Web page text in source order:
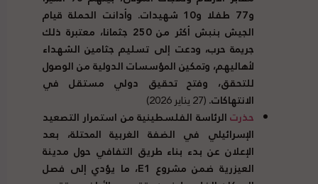
و77 طفلا و10 شهيدات. وأدانت الحملة قيام
الجيش بنبش أكثر من 250 جثمانا، معتبرة ذلك
جريمة حرب، ودعت إلى تسليم جثامين الشهداء
لأهاليهم، وتمكين المؤسسات الدولية من الوصول
للتحقق، وفتح تحقيق دولي مستقل في
الانتهاكات.(27 يناير 2026)
حذرتالرئاسة الفلسطينية من استمرار التصعيد
الإسرائيلي في الضفة الغربية المحتلة، بعد
الإعلان عن بدء بناء طريق التفافي حول مدينة
العيزرية ضمن مشروع E1، ما يؤدي إلى فصل